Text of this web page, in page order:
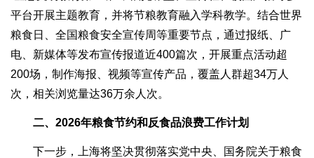
平台开展主题教育，并将节粮教育融入学科教学。结合世界
粮食日、全国粮食安全宣传周等重要节点，通过报纸、广
电、新媒体等发布宣传报道近400篇次，开展重点活动超
200场，制作海报、视频等宣传产品，覆盖人群超34万人
次，相关浏览量达36万余人次。
二、2026年粮食节约和反食品浪费工作计划
下一步，上海将坚决贯彻落实党中央、国务院关于粮食